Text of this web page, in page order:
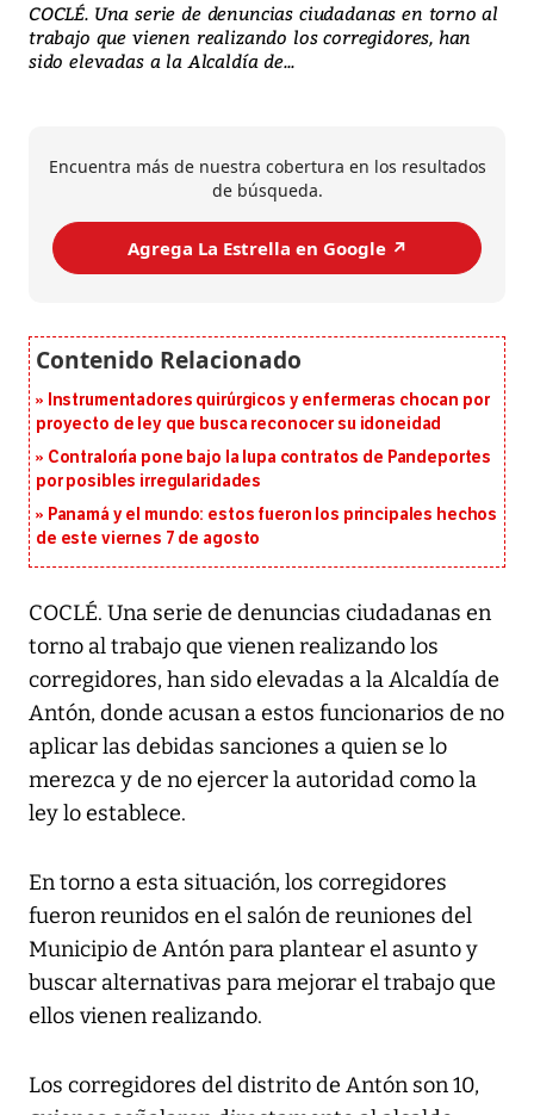
COCLÉ. Una serie de denuncias ciudadanas en torno al
trabajo que vienen realizando los corregidores, han
sido elevadas a la Alcaldía de...
Encuentra más de nuestra cobertura en los resultados
de búsqueda.
Agrega La Estrella en Google ↗️
Instrumentadores quirúrgicos y enfermeras chocan por
proyecto de ley que busca reconocer su idoneidad
Contraloría pone bajo la lupa contratos de Pandeportes
por posibles irregularidades
Panamá y el mundo: estos fueron los principales hechos
de este viernes 7 de agosto
COCLÉ. Una serie de denuncias ciudadanas en
torno al trabajo que vienen realizando los
corregidores, han sido elevadas a la Alcaldía de
Antón, donde acusan a estos funcionarios de no
aplicar las debidas sanciones a quien se lo
merezca y de no ejercer la autoridad como la
ley lo establece.
En torno a esta situación, los corregidores
fueron reunidos en el salón de reuniones del
Municipio de Antón para plantear el asunto y
buscar alternativas para mejorar el trabajo que
ellos vienen realizando.
Los corregidores del distrito de Antón son 10,